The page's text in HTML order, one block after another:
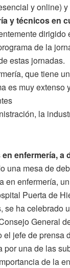
y online)
y técnicos en
de la
estas jornadas.
que tiene
es muy
la
enfermería, a
una mesa de
enfermería,
Puerta de
ha celebrado
General
jefe de prensa
una de las
de la